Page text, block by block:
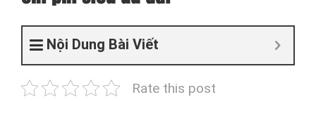
Nội Dung Bài Viết
Rate this post